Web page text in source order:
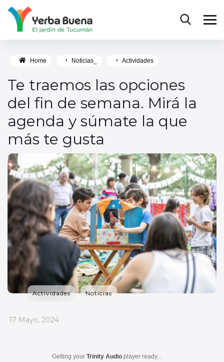
Home Noticias_ Actividades
Te traemos las opciones
del fin de semana. Mirá la
agenda y súmate la que
más te gusta
Actividades Noticias
_
17 Mayo, 2024
Getting your Trinity Audio player ready...